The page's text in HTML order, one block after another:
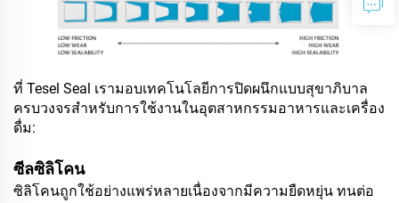
ที่ Tesel Seal เรามอบเทคโนโลยีการปิดผนึกแบบสุขาภิบาล
ครบวงจรสำหรับการใช้งานในอุตสาหกรรมอาหารและเครื่อง
ดื่ม:
ซีลซิลิโคน
ซิลิโคนถูกใช้อย่างแพร่หลายเนื่องจากมีความยืดหยุ่น ทนต่อ